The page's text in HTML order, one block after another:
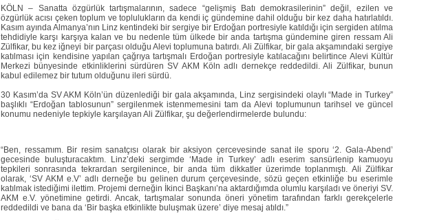
KÖLN – Sanatta özgürlük tartışmalarının, sadece “gelişmiş Batı demokrasilerinin” değil, ezilen ve
özgürlük acısı çeken toplum ve toplulukların da kendi iç gündemine dahil olduğu bir kez daha hatırlatıldı.
Kasım ayında Almanya’nın Linz kentindeki bir sergiye bir Erdoğan portresiyle katıldığı için sergiden atılma
tehdidiyle karşı karşıya kalan ve bu nedenle tüm ülkede bir anda tartışma gündemine giren ressam Ali
Zülfikar, bu kez iğneyi bir parçası olduğu Alevi toplumuna batırdı. Ali Zülfikar, bir gala akşamındaki sergiye
katılması için kendisine yapılan çağrıya tartışmalı Erdoğan portresiyle katılacağını belirtince Alevi Kültür
Merkezi bünyesinde etkinliklerini sürdüren SV AKM Köln adlı dernekçe reddedildi. Ali Zülfikar, bunun
kabul edilemez bir tutum olduğunu ileri sürdü.
30 Kasım’da SV AKM Köln’ün düzenlediği bir gala akşamında, Linz sergisindeki olaylı “Made in Turkey”
başlıklı “Erdoğan tablosunun” sergilenmek istenmemesini tam da Alevi toplumunun tarihsel ve güncel
konumu nedeniyle tepkiyle karşılayan Ali Zülfikar, şu değerlendirmelerde bulundu:
“Ben, ressamım. Bir resim sanatçısı olarak bir aksiyon çercevesinde sanat ile sporu ‘2. Gala-Abend’
gecesinde buluşturacaktım. Linz’deki sergimde ‘Made in Turkey’ adlı eserim sansürlenip kamuoyu
tepkileri sonrasında tekrardan sergilenince, bir anda tüm dikkatler üzerimde toplanmıştı. Ali Zülfikar
olarak, ‘SV AKM e.V’ adlı derneğe bu gelinen durum çerçevesinde, sözü geçen etkinliğe bu eserimle
katılmak istediğimi ilettim. Projemi derneğin İkinci Başkanı’na aktardığımda olumlu karşıladı ve öneriyi SV.
AKM e.V. yönetimine getirdi. Ancak, tartışmalar sonunda öneri yönetim tarafından farklı gerekçelerle
reddedildi ve bana da ‘Bir başka etkinlikte buluşmak üzere’ diye mesaj atıldı.”